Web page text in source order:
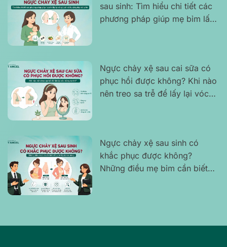
sau sinh: Tìm hiểu chi tiết các
phương pháp giúp mẹ bỉm lấy
Ngực chảy xệ sau cai sữa có
phục hồi được không? Khi nào
nên treo sa trễ để lấy lại vóc
Ngực chảy xệ sau sinh có
khắc phục được không?
Những điều mẹ bỉm cần biết